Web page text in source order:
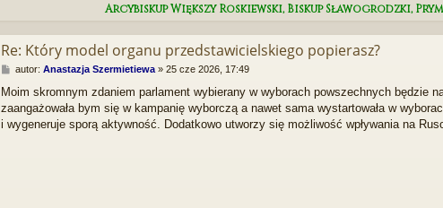
Arcybiskup Większy Roskiewski, Biskup Sławogrodzki,
Re: Który model organu przedstawicielskiego popierasz?
P
s
t
autor: Anastazja Szermietiewa» 25 cze 2026, 17:49
Moim skromnym zdaniem parlament wybierany w wyborach powszechnych będzie
zaangażowała bym się w kampanię wyborczą a nawet sama wystartowała w
i wygeneruje sporą aktywność. Dodatkowo utworzy się możliwość wpływania na